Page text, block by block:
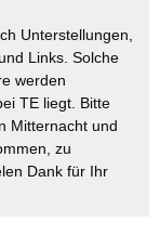
Unterstellungen,
Links. Solche
werden
TE liegt. Bitte
Mitternacht und
zu
Dank für Ihr